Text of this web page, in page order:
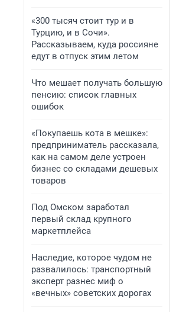
«300 тысяч стоит тур и в
Турцию, и в Сочи».
Рассказываем, куда россияне
едут в отпуск этим летом
Что мешает получать большую
пенсию: список главных
ошибок
«Покупаешь кота в мешке»:
предприниматель рассказала,
как на самом деле устроен
бизнес со складами дешевых
товаров
Под Омском заработал
первый склад крупного
маркетплейса
Наследие, которое чудом не
развалилось: транспортный
эксперт разнес миф о
«вечных» советских дорогах